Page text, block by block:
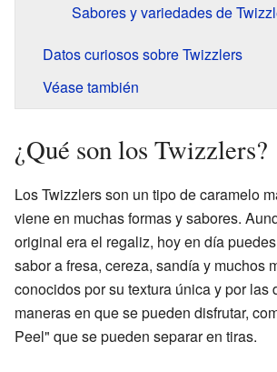
Sabores y variedades de
Datos curiosos sobre Twizzlers
Véase también
¿Qué son los Twizzlers?
Los Twizzlers son un tipo de caramelo
viene en muchas formas y sabores.
original era el regaliz, hoy en día
sabor a fresa, cereza, sandía y muchos
conocidos por su textura única y por las
maneras en que se pueden disfrutar,
Peel" que se pueden separar en tiras.